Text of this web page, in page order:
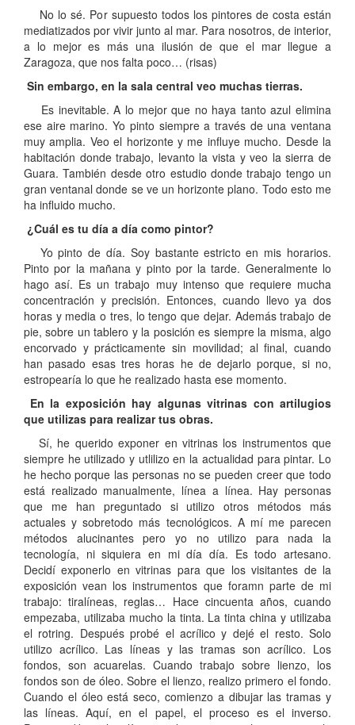
No lo sé. Por supuesto todos los pintores de costa están
mediatizados por vivir junto al mar. Para nosotros, de interior,
a lo mejor es más una ilusión de que el mar llegue a
Zaragoza, que nos falta poco… (risas)
Sin embargo, en la sala central veo muchas tierras.
Es inevitable. A lo mejor que no haya tanto azul elimina
ese aire marino. Yo pinto siempre a través de una ventana
muy amplia. Veo el horizonte y me influye mucho. Desde la
habitación donde trabajo, levanto la vista y veo la sierra de
Guara. También desde otro estudio donde trabajo tengo un
gran ventanal donde se ve un horizonte plano. Todo esto me
ha influido mucho.
¿Cuál es tu día a día como pintor?
Yo pinto de día. Soy bastante estricto en mis horarios.
Pinto por la mañana y pinto por la tarde. Generalmente lo
hago así. Es un trabajo muy intenso que requiere mucha
concentración y precisión. Entonces, cuando llevo ya dos
horas y media o tres, lo tengo que dejar. Además trabajo de
pie, sobre un tablero y la posición es siempre la misma, algo
encorvado y prácticamente sin movilidad; al final, cuando
han pasado esas tres horas he de dejarlo porque, si no,
estropearía lo que he realizado hasta ese momento.
En la exposición hay algunas vitrinas con artilugios
que utilizas para realizar tus obras.
Sí, he querido exponer en vitrinas los instrumentos que
siempre he utilizado y utlilizo en la actualidad para pintar. Lo
he hecho porque las personas no se pueden creer que todo
está realizado manualmente, línea a línea. Hay personas
que me han preguntado si utilizo otros métodos más
actuales y sobretodo más tecnológicos. A mí me parecen
métodos alucinantes pero yo no utilizo para nada la
tecnología, ni siquiera en mi día día. Es todo artesano.
Decidí exponerlo en vitrinas para que los visitantes de la
exposición vean los instrumentos que foramn parte de mi
trabajo: tiralíneas, reglas… Hace cincuenta años, cuando
empezaba, utilizaba mucho la tinta. La tinta china y utilizaba
el rotring. Después probé el acrílico y dejé el resto. Solo
utilizo acrílico. Las líneas y las tramas son acrílico. Los
fondos, son acuarelas. Cuando trabajo sobre lienzo, los
fondos son de óleo. Sobre el lienzo, realizo primero el fondo.
Cuando el óleo está seco, comienzo a dibujar las tramas y
las líneas. Aquí, en el papel, el proceso es el inverso.